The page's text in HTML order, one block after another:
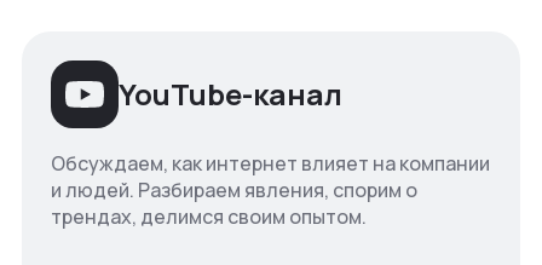
YouTube-канал
Обсуждаем, как интернет влияет на компании
и людей. Разбираем явления, спорим о
трендах, делимся своим опытом.